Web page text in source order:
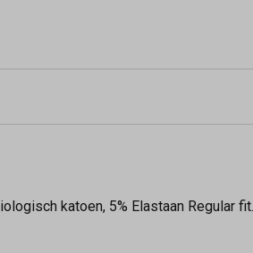
katoen, 5% Elastaan Regular fit.